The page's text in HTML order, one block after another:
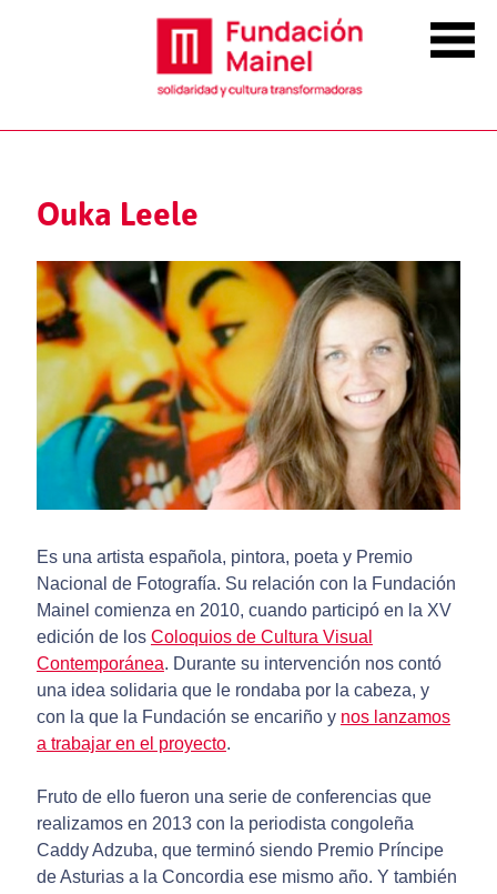
Ouka Leele
Es una artista española, pintora, poeta y Premio
Nacional de Fotografía. Su relación con la Fundación
Mainel comienza en 2010, cuando participó en la XV
edición de los Coloquios de Cultura Visual
Contemporánea. Durante su intervención nos contó
una idea solidaria que le rondaba por la cabeza, y
con la que la Fundación se encariño y nos lanzamos
a trabajar en el proyecto.
Fruto de ello fueron una serie de conferencias que
realizamos en 2013 con la periodista congoleña
Caddy Adzuba, que terminó siendo Premio Príncipe
de Asturias a la Concordia ese mismo año. Y también